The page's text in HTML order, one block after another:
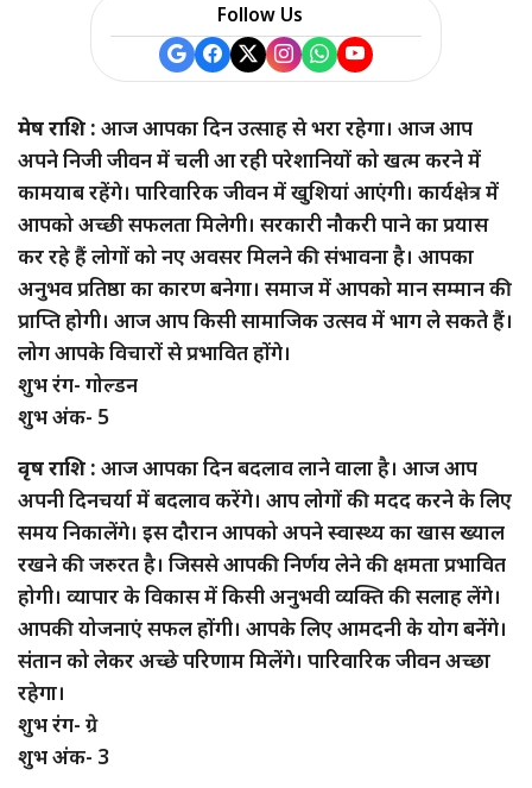
Follow Us
मेष राशि : आज आपका दिन उत्साह से भरा रहेगा। आज आप
अपने निजी जीवन में चली आ रही परेशानियों को खत्म करने में
कामयाब रहेंगे। पारिवारिक जीवन में खुशियां आएंगी। कार्यक्षेत्र में
आपको अच्छी सफलता मिलेगी। सरकारी नौकरी पाने का प्रयास
कर रहे हैं लोगों को नए अवसर मिलने की संभावना है। आपका
अनुभव प्रतिष्ठा का कारण बनेगा। समाज में आपको मान सम्मान की
प्राप्ति होगी। आज आप किसी सामाजिक उत्सव में भाग ले सकते हैं।
लोग आपके विचारों से प्रभावित होंगे।
शुभ रंग- गोल्डन
शुभ अंक- 5
वृष राशि : आज आपका दिन बदलाव लाने वाला है। आज आप
अपनी दिनचर्या में बदलाव करेंगे। आप लोगों की मदद करने के लिए
समय निकालेंगे। इस दौरान आपको अपने स्वास्थ्य का खास ख्याल
रखने की जरुरत है। जिससे आपकी निर्णय लेने की क्षमता प्रभावित
होगी। व्यापार के विकास में किसी अनुभवी व्यक्ति की सलाह लेंगे।
आपकी योजनाएं सफल होंगी। आपके लिए आमदनी के योग बनेंगे।
संतान को लेकर अच्छे परिणाम मिलेंगे। पारिवारिक जीवन अच्छा
रहेगा।
शुभ रंग- ग्रे
शुभ अंक- 3